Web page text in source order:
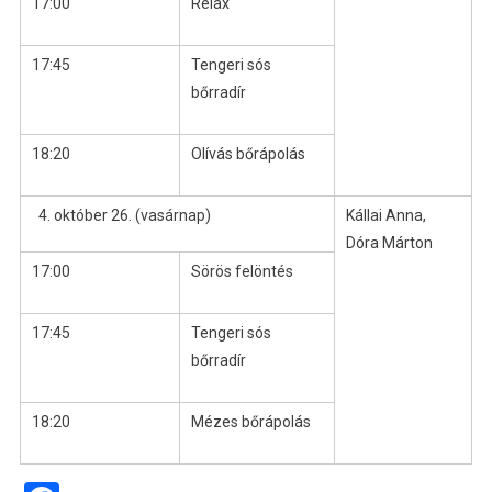
17:45
Tengeri sós
bőrradír
18:20 Olívás bőrápolás
október 26. (vasárnap)
Kállai Anna,
Dóra Márton
17:00
Sörös felöntés
17:45
Tengeri sós
bőrradír
18:20 Mézes bőrápolás